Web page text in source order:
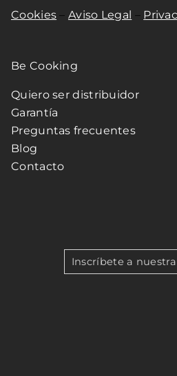
Cookies –Aviso Legal –
Be Cooking
Quiero ser distribuidor
Garantía
Preguntas frecuentes
Blog
Contacto
Inscríbete a